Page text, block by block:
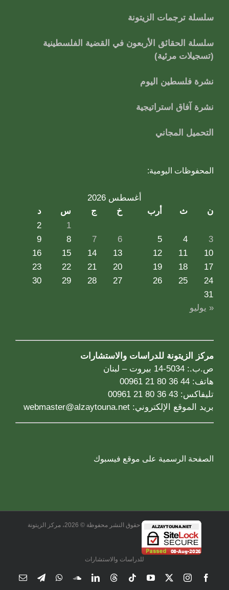
سلسلة ترجمات الزيتونة
سلسلة الحقائق الأربعون في القضية الفلسطينية
(تسجيلات مرئية)
نشرة فلسطين اليوم
نشرة آفاق استراتيجية
التحميل المجاني
المحفوظات اليومية:
أغسطس 2026
ن
ث أرب خ ج س
د
1
2
3
4
5
6
7
8
9
10
11
12
13
14
15
16
17
18
19
20
21
22
23
24
25
26
27
28
29
30
31
« يوليو
مركز الزيتونة للدراسات والاستشارات
ص.ب.: 5034-14 بيروت – لبنان
هاتف: 44 36 80 21 00961
تليفاكس: 43 36 80 21 00961
بريد الموقع الإلكتروني: webmaster@alzaytouna.net
الصفحة الرسمية على موقع فيسبوك
حقوق النشر محفوظة © 2026، مركز الزيتونة
للدراسات والاستشارات
Facebook
Instagram
X
YouTube
Tiktok
Threads
LinkedIn
SoundCloud
WhatsApp
Telegram
Email